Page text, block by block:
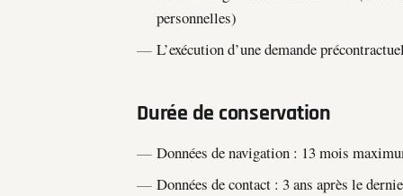
personnelles)
L’exécution d’une demande
Durée de conservation
Données de navigation : 13 mois
Données de contact : 3 ans après le